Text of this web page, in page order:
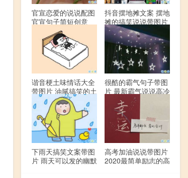
官宣恋爱的说说配图
官宣句子简短创意
抖音摆地摊文案 摆地
摊的搞笑说说带图片
谐音梗土味情话大全
带图片 油腻搞笑的土
味情话
很酷的霸气句子带图
片 最新霸气说说高冷
下雨天搞笑文案带图
片 雨天可以发的幽默
高考加油说说带图片
2020最简单励志的高